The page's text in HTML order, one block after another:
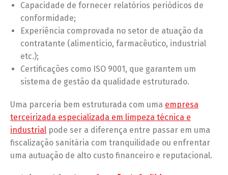
Capacidade de fornecer relatórios periódicos de
conformidade;
Experiência comprovada no setor de atuação da
contratante (alimentício, farmacêutico, industrial
etc.);
Certificações como ISO 9001, que garantem um
sistema de gestão da qualidade estruturado.
Uma parceria bem estruturada com uma empresa
terceirizada especializada em limpeza técnica e
industrial pode ser a diferença entre passar em uma
fiscalização sanitária com tranquilidade ou enfrentar
uma autuação de alto custo financeiro e reputacional.